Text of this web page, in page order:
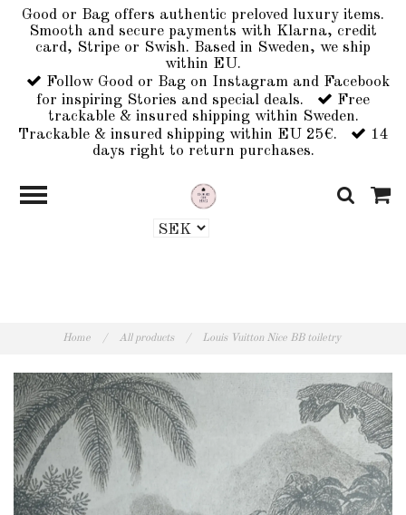
Good or Bag offers authentic preloved luxury items.
Smooth and secure payments with Klarna, credit
card, Stripe or Swish. Based in Sweden, we ship
within EU.
Follow Good or Bag on Instagram and Facebook
for inspiring Stories and special deals.
Free
trackable & insured shipping within Sweden.
Trackable & insured shipping within EU 25€.
14
days right to return purchases.
Home / All products / Louis Vuitton Nice BB toiletry